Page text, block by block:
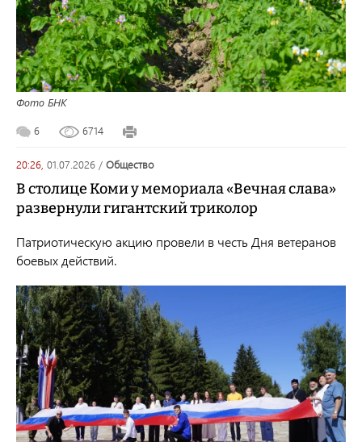
Фото БНК
6 6714
20:26, 01.07.2026 / общество
В столице Коми у мемориала «Вечная слава»
развернули гигантский триколор
Патриотическую акцию провели в честь Дня ветеранов
боевых действий.